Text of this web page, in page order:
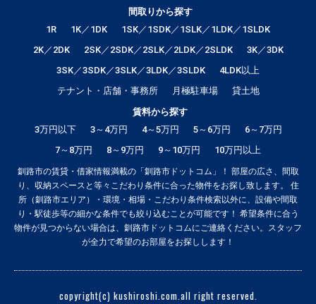
間取りから探す
1R
1K／1DK
1SK／1SDK／1SLK／1LDK／1SLDK
2K／2DK
2SK／2SDK／2SLK／2LDK／2SLDK
3K／3DK
3SK／3SDK／3SLK／3LDK／3SLDK
4LDK以上
テナント・店舗・事務所
月極駐車場
貸土地
賃料から探す
3万円以下
3～4万円 4～5万円 5～6万円
6～7万円
7～8万円
8～9万円 9～10万円 10万円以上
釧路市の賃貸・借家情報満載の「釧路市ドットコム」！ 部屋の広さ、間取
り、収納スペースと等々こだわり条件に合った物件をお探し致します。 住
所（釧路市エリア）・環境・相場・こだわり条件検索以外に、設備や間取
り・駅徒歩等の細かな条件でも絞り込むことが可能です！ 希望条件に合う
物件が見つからない場合は、釧路市ドットコムにご連絡ください。スタッフ
が全力で希望のお部屋をお探しします！
copyright(c) kushiroshi.com.all right reserved.